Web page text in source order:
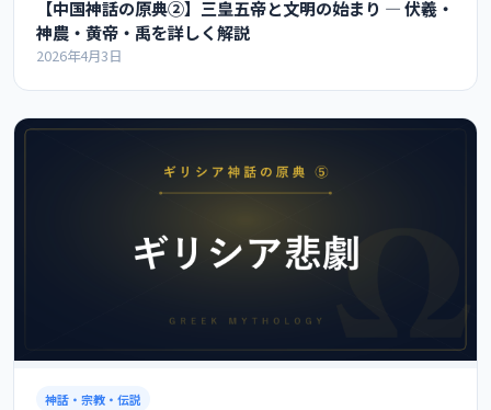
【中国神話の原典②】三皇五帝と文明の始まり ― 伏羲・
神農・黄帝・禹を詳しく解説
2026年4月3日
神話・宗教・伝説